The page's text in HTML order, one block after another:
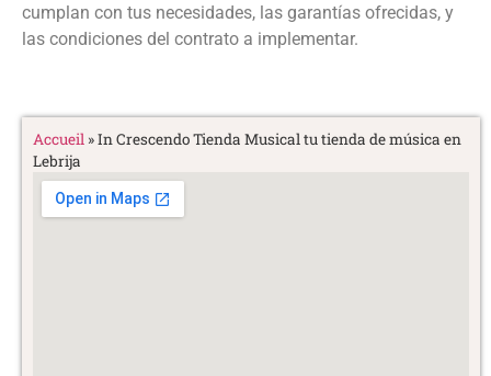
cumplan con tus necesidades, las garantías ofrecidas, y
las condiciones del contrato a implementar.
Accueil »In Crescendo Tienda Musical tu tienda de música en
Lebrija